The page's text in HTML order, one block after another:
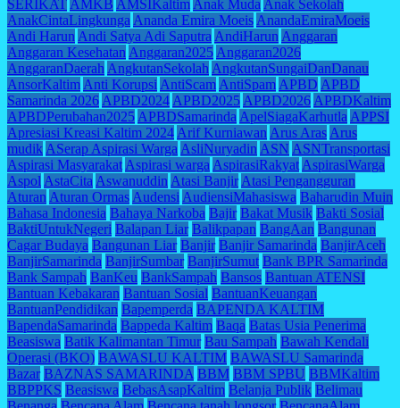
SERIKAT AMKB AMSIKaltim Anak Muda Anak Sekolah
AnakCintaLingkunga Ananda Emira Moeis AnandaEmiraMoeis
Andi Harun Andi Satya Adi Saputra AndiHarun Anggaran
Anggaran Kesehatan Anggaran2025 Anggaran2026
AnggaranDaerah AngkutanSekolah AngkutanSungaiDanDanau
AnsorKaltim Anti Korupsi AntiScam AntiSpam APBD APBD
Samarinda 2026 APBD2024 APBD2025 APBD2026 APBDKaltim
APBDPerubahan2025 APBDSamarinda ApelSiagaKarhutla APPSI
Apresiasi Kreasi Kaltim 2024 Arif Kurniawan Arus Aras Arus
mudik ASerap Aspirasi Warga AsliNuryadin ASN ASNTransportasi
Aspirasi Masyarakat Aspirasi warga AspirasiRakyat AspirasiWarga
Aspol AstaCita Aswanuddin Atasi Banjir Atasi Pengangguran
Aturan Aturan Ormas Audensi AudiensiMahasiswa Baharudin Muin
Bahasa Indonesia Bahaya Narkoba Bajir Bakat Musik Bakti Sosial
BaktiUntukNegeri Balapan Liar Balikpapan BangAan Bangunan
Cagar Budaya Bangunan Liar Banjir Banjir Samarinda BanjirAceh
BanjirSamarinda BanjirSumbar BanjirSumut Bank BPR Samarinda
Bank Sampah BanKeu BankSampah Bansos Bantuan ATENSI
Bantuan Kebakaran Bantuan Sosial BantuanKeuangan
BantuanPendidikan Bapemperda BAPENDA KALTIM
BapendaSamarinda Bappeda Kaltim Baqa Batas Usia Penerima
Beasiswa Batik Kalimantan Timur Bau Sampah Bawah Kendali
Operasi (BKO) BAWASLU KALTIM BAWASLU Samarinda
Bazar BAZNAS SAMARINDA BBM BBM SPBU BBMKaltim
BBPPKS Beasiswa BebasAsapKaltim Belanja Publik Belimau